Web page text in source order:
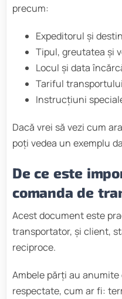
precum:
Expeditorul și
Tipul, greutatea și
Locul și data
Tariful
Instrucțiuni
Dacă vrei să vezi cum
poți vedea un exemplu
De ce este
comanda de
Acest document este
transportator, și client,
reciproce.
Ambele părți au
respectate, cum ar fi: